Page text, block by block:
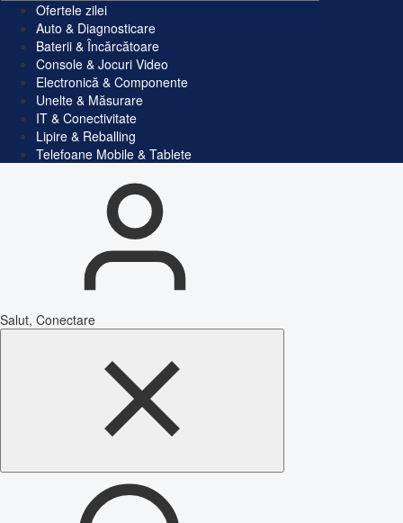
Ofertele zilei
Auto & Diagnosticare
Baterii & Încărcătoare
Console & Jocuri Video
Electronică & Componente
Unelte & Măsurare
IT & Conectivitate
Lipire & Reballing
Telefoane Mobile & Tablete
Salut, Conectare